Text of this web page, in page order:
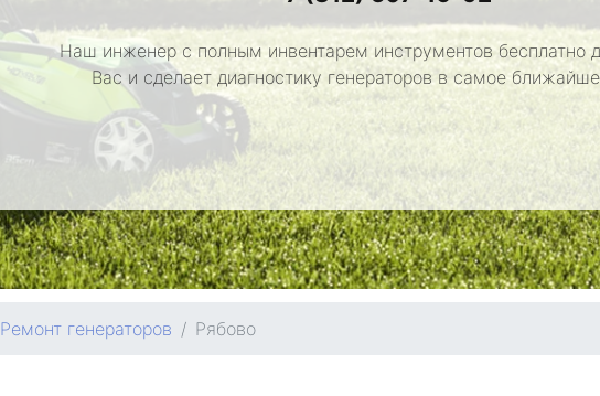
Наш инженер с полным инвентарем инструментов бесплатно
Вас и сделает диагностику генераторов в самое
Ремонт генераторов Рябово